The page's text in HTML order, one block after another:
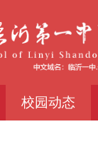
校园动态